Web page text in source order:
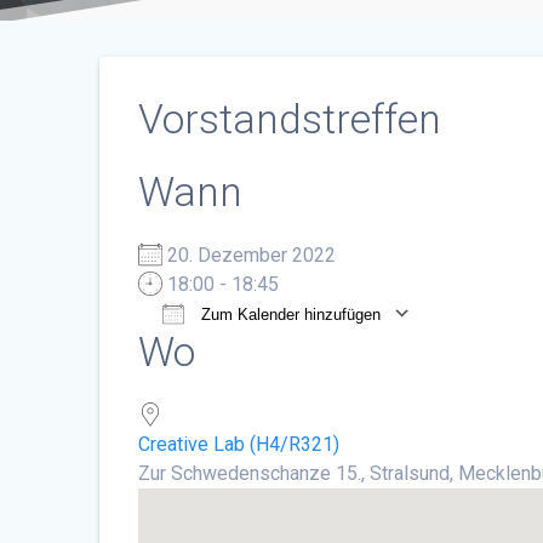
Vorstandstreffen
Wann
20. Dezember 2022
18:00 - 18:45
Zum Kalender hinzufügen
ICS herunterladen
Wo
Creative Lab (H4/R321)
Zur Schwedenschanze 15., Stralsund,